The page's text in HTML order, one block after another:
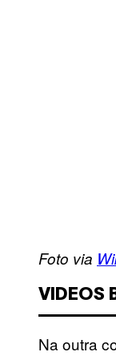
Foto via
VIDEOS
Na outra